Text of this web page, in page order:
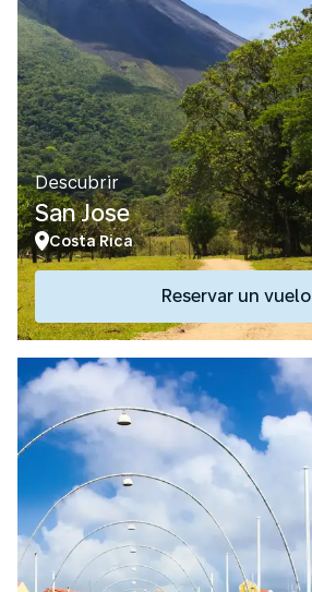
Descubrir
San Jose
Costa Rica
Reservar un vuelo